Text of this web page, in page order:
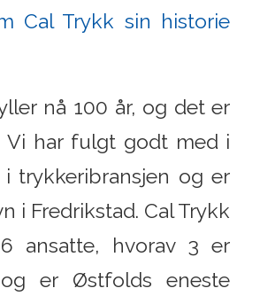
Cal Trykk sin historie
nå 100 år, og det er
Vi har fulgt godt med i
trykkeribransjen og er
i Fredrikstad. Cal Trykk
ansatte, hvorav 3 er
og er Østfolds eneste